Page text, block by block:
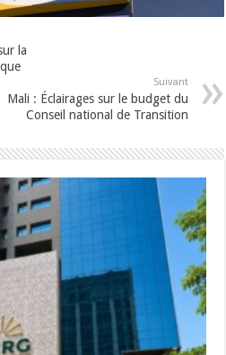
la
Suivant
Mali : Éclairages sur le budget du
Conseil national de Transition